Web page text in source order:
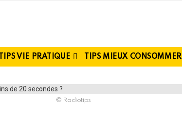
TIPS VIE PRATIQUE TIPS MIEUX CONSOMMER
© Radiotips